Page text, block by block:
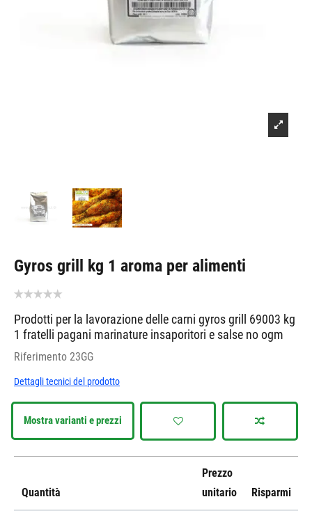
Gyros grill kg 1 aroma per alimenti
Prodotti per la lavorazione delle carni gyros grill 69003 kg
1 fratelli pagani marinature insaporitori e salse no ogm
Riferimento 23GG
Dettagli tecnici del prodotto
Mostra varianti e prezzi
Quantità
Prezzo
unitario
Risparmi